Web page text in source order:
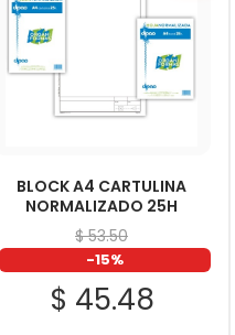
BLOCK A4 CARTULINA
NORMALIZADO 25H
$ 53.50
-15%
$ 45.48